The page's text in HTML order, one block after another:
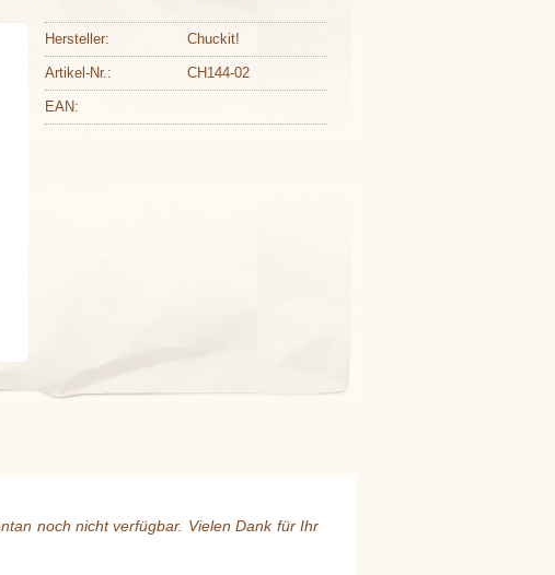
Hersteller: Chuckit!
Artikel-Nr.: CH144-02
EAN:
noch nicht verfügbar. Vielen Dank für Ihr